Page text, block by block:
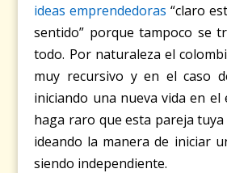
ideas emprendedoras “claro
sentido” porque tampoco se
todo. Por naturaleza el
muy recursivo y en el caso
iniciando una nueva vida en
haga raro que esta pareja
ideando la manera de iniciar
siendo independiente.